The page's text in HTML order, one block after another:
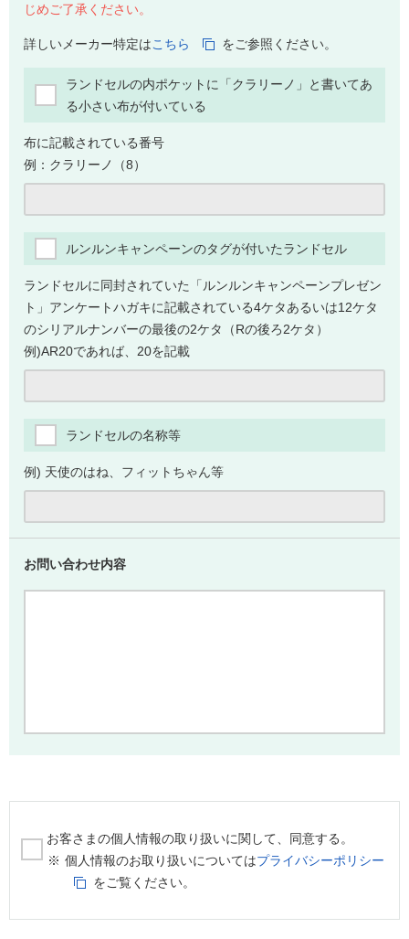
じめご了承ください。
詳しいメーカー特定はこちら をご参照ください。
ランドセルの内ポケットに「クラリーノ」と書いてあ
る小さい布が付いている
布に記載されている番号
例：クラリーノ（8）
ルンルンキャンペーンのタグが付いたランドセル
ランドセルに同封されていた「ルンルンキャンペーンプレゼン
ト」アンケートハガキに記載されている4ケタあるいは12ケタ
のシリアルナンバーの最後の2ケタ（Rの後ろ2ケタ）
例)AR20であれば、20を記載
ランドセルの名称等
例) 天使のはね、フィットちゃん等
お問い合わせ内容
お客さまの個人情報の取り扱いに関して、同意する。
個人情報のお取り扱いについてはプライバシーポリシー
をご覧ください。